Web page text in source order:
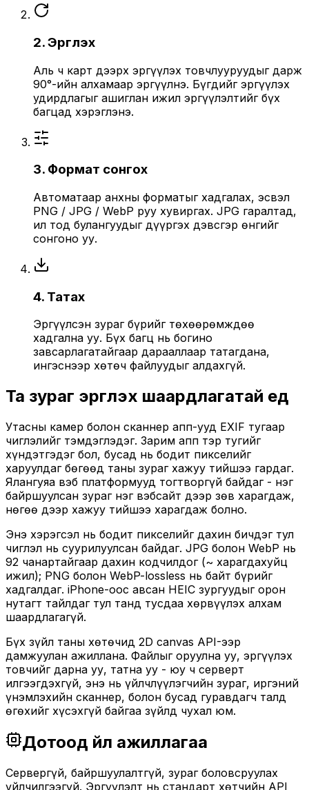
2. Эргүүлэх
Аль ч карт дээрх эргүүлэх товчлууруудыг дарж
90°-ийн алхамаар эргүүлнэ. Бүгдийг эргүүлэх
удирдлагыг ашиглан ижил эргүүлэлтийг бүх
багцад хэрэглэнэ.
3. Формат сонгох
Автоматаар анхны форматыг хадгалах, эсвэл
PNG / JPG / WebP руу хувиргах. JPG гаралтад,
ил тод булангуудыг дүүргэх дэвсгэр өнгийг
сонгоно уу.
4. Татах
Эргүүлсэн зураг бүрийг төхөөрөмждөө
хадгална уу. Бүх багц нь богино
завсарлагатайгаар дарааллаар татагдана,
ингэснээр хөтөч файлуудыг алдахгүй.
Та зураг эргүүлэх шаардлагатай үед
Утасны камер болон сканнер апп-ууд EXIF тугаар
чиглэлийг тэмдэглэдэг. Зарим апп тэр тугийг
хүндэтгэдэг бол, бусад нь бодит пикселийг
харуулдаг бөгөөд таны зураг хажуу тийшээ гардаг.
Ялангуяа вэб платформууд тогтворгүй байдаг - нэг
байршуулсан зураг нэг вэбсайт дээр зөв харагдаж,
нөгөө дээр хажуу тийшээ харагдаж болно.
Энэ хэрэгсэл нь бодит пикселийг дахин бичдэг тул
чиглэл нь суурилуулсан байдаг. JPG болон WebP нь
92 чанартайгаар дахин кодчилдог (~ харагдахуйц
ижил); PNG болон WebP-lossless нь байт бүрийг
хадгалдаг. iPhone-оос авсан HEIC зургуудыг орон
нутагт тайлдаг тул танд тусдаа хөрвүүлэх алхам
шаардлагагүй.
Бүх зүйл таны хөтөчид 2D canvas API-ээр
дамжуулан ажиллана. Файлыг оруулна уу, эргүүлэх
товчийг дарна уу, татна уу - юу ч серверт
илгээгдэхгүй, энэ нь үйлчлүүлэгчийн зураг, иргэний
үнэмлэхийн сканнер, болон бусад гуравдагч талд
өгөхийг хүсэхгүй байгаа зүйлд чухал юм.
Дотоод үйл ажиллагаа
Сервергүй, байршуулалтгүй, зураг боловсруулах
үйлчилгээгүй. Эргүүлэлт нь стандарт хөтчийн API